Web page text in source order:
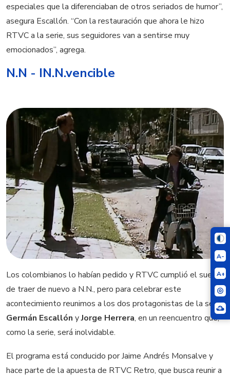
A-
A+
especiales que la diferenciaban de otros seriados de humor”,
asegura Escallón. “Con la restauración que ahora le hizo
RTVC a la serie, sus seguidores van a sentirse muy
emocionados”, agrega.
N.N - IN.N.vencible
Los colombianos lo habían pedido y RTVC cumplió el sueño
de traer de nuevo a N.N., pero para celebrar este
acontecimiento reunimos a los dos protagonistas de la serie,
Germán Escallón yJorge Herrera, en un reencuentro que,
como la serie, será inolvidable.
El programa está conducido por Jaime Andrés Monsalve y
hace parte de la apuesta de RTVC Retro, que busca reunir a